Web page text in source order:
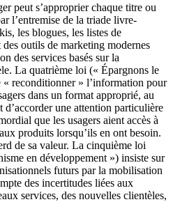
peut s’approprier chaque titre ou
l’entremise de la triade livre-
les blogues, les listes de
outils de marketing modernes
des services basés sur la
La quatrième loi (« Épargnons le
« reconditionner » l’information pour
dans un format approprié, au
une attention particulière
que les usagers aient accès à
produits lorsqu’ils en ont besoin.
de sa valeur. La cinquième loi
en développement ») insiste sur
futurs par la mobilisation
des incertitudes liées aux
services, des nouvelles clientèles,